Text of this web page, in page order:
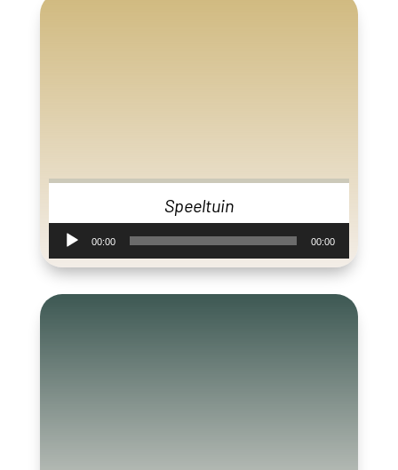
Speeltuin
Audiospeler
00:00 00:00